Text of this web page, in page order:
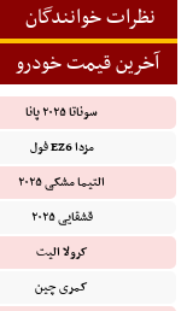
نظرات خوانندگان
آخرین قیمت خودرو
سوناتا ۲۰۲۵ پانا
مزدا EZ6 فول
التیما مشکی ۲۰۲۵
قشقایی ۲۰۲۵
کرولا الیت
کمری چین